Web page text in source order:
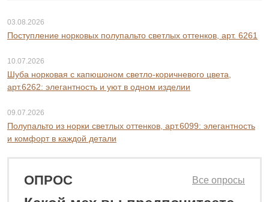
03.08.2026
Поступление норковых полупальто светлых оттенков, арт. 6261
10.07.2026
Шуба норковая с капюшоном светло-коричневого цвета,
арт.6262: элегантность и уют в одном изделии
09.07.2026
Полупальто из норки светлых оттенков, арт.6099: элегантность
и комфорт в каждой детали
ОПРОС Все опросы